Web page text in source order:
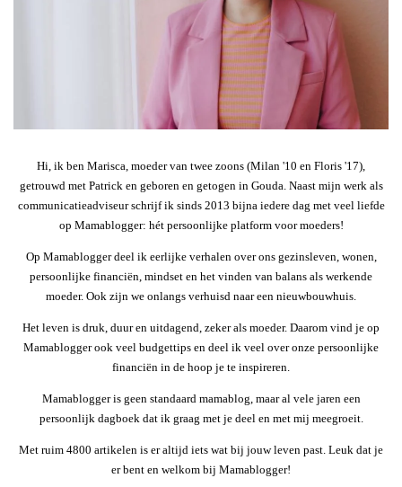
Hi, ik ben Marisca, moeder van twee zoons (Milan '10 en Floris '17),
getrouwd met Patrick en geboren en getogen in Gouda. Naast mijn werk als
communicatieadviseur schrijf ik sinds 2013 bijna iedere dag met veel liefde
op Mamablogger: hét persoonlijke platform voor moeders!
Op Mamablogger deel ik eerlijke verhalen over ons gezinsleven, wonen,
persoonlijke financiën, mindset en het vinden van balans als werkende
moeder. Ook zijn we onlangs verhuisd naar een nieuwbouwhuis.
Het leven is druk, duur en uitdagend, zeker als moeder. Daarom vind je op
Mamablogger ook veel budgettips en deel ik veel over onze persoonlijke
financiën in de hoop je te inspireren.
Mamablogger is geen standaard mamablog, maar al vele jaren een
persoonlijk dagboek dat ik graag met je deel en met mij meegroeit.
Met ruim 4800 artikelen is er altijd iets wat bij jouw leven past. Leuk dat je
er bent en welkom bij Mamablogger!